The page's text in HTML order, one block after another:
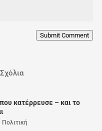
Submit Comment
Σχόλια
κατέρρευσε – και το
Πολιτική